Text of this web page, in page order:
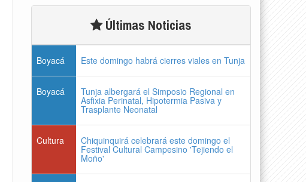
Últimas Noticias
Boyacá Este domingo habrá cierres viales en Tunja
Boyacá Tunja albergará el Simposio Regional en
Asfixia Perinatal, Hipotermia Pasiva y
Trasplante Neonatal
Cultura Chiquinquirá celebrará este domingo el
Festival Cultural Campesino 'Tejiendo el
Moño'